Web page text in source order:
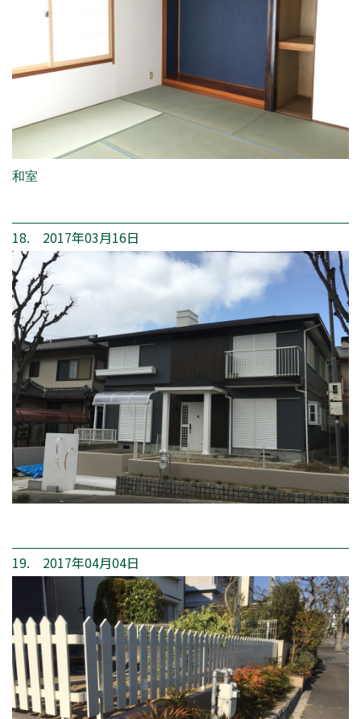
和室
18. 2017年03月16日
19. 2017年04月04日